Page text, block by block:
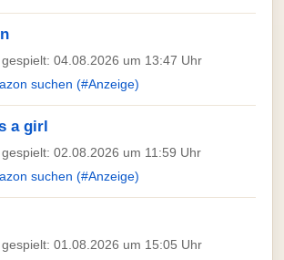
04.08.2026 um 13:47 Uhr
suchen (#Anzeige)
a girl
02.08.2026 um 11:59 Uhr
suchen (#Anzeige)
01.08.2026 um 15:05 Uhr